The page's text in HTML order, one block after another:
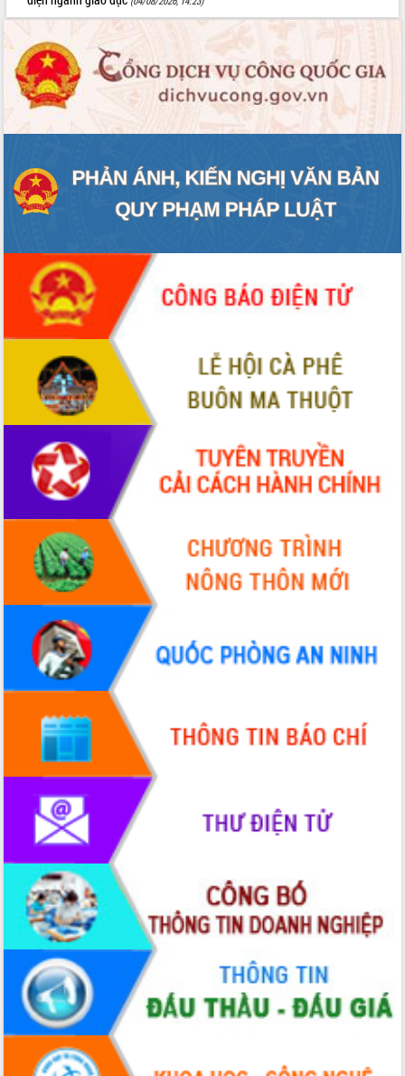
UBND tỉnh họp báo định kỳ tháng 4
năm 2026
Hội thảo khoa học “Giải pháp thúc đẩy
phát triển nền kinh tế xanh tại tỉnh
Đắk Lắk”
Tăng cường giám sát, đôn đốc thực
Tháo gỡ những vướng mắc, đẩy mạnh
công tác cải cách thủ tục hành chính
tại Trung tâm Phục vụ hành chính
Đắk Lắk: Tôn vinh 46 giải pháp tại Hội
thi Sáng tạo Kỹ thuật 2024 - 2025
Đắk Lắk rà soát, điều chỉnh Đề án 190
về phát triển nuôi trồng thủy sản
Phó Chủ tịch UBND tỉnh Đắk Lắk
Trương Công Thái kiểm tra thực địa
Dự án cao tốc Khánh Hòa - Buôn Ma
Thuột
Định vị cà phê Việt Nam như một “di
sản sống” trong dòng chảy toàn cầu
Xây dựng nông thôn mới: Nâng cao đời
sống người dân từ những mô hình thiết
thực
Quyết liệt tháo gỡ vướng mắc, đẩy
nhanh tiến độ các dự án trọng điểm
trong Khu kinh tế Nam Phú Yên
Hòn Yến phát triển du lịch gắn với bảo
tồn biển
Lấy ý kiến điều chỉnh Quy hoạch tỉnh
Đắk Lắk thời kỳ 2021-2030, tầm nhìn
đến năm 2050
Phát động chiến dịch 30 ngày đêm
giải phóng mặt bằng Tuyến đường bộ
ven biển
Đắk Lắk nỗ lực thúc đẩy tăng trưởng
kinh tế từ 10% trở lên trong Quý
Đắk Lắk ký kết thỏa thuận hợp tác về
chuyển đổi số giai đoạn 2026 – 2030
với Tập đoàn Bưu chính Viễn thông
Việt Nam
Thứ trưởng Bộ Y tế làm việc với tỉnh
Đắk Lắk về phát triển nhân lực y tế
cho trạm y tế cấp xã
Du lịch Đắk Lắk nâng tầm trải nghiệm
du khách thông qua Hệ thống cơ sở dữ
liệu và Bản đồ số
Tập huấn ứng dụng trí tuệ nhân tạo (AI)
trong thương mại điện tử năm 2026
Đoàn đại biểu Quốc hội tỉnh Đắk Lắk
trao đổi thông tin trước Kỳ họp thứ
nhất, Quốc hội khóa XVI